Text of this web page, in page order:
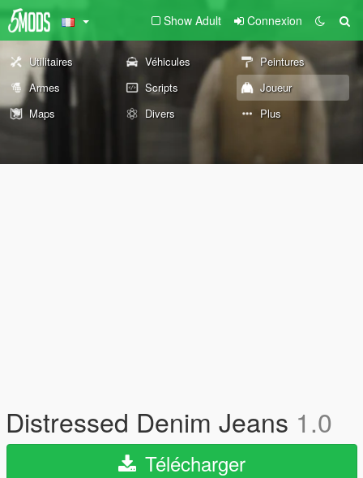
Show Adult Connexion
Utilitaires Véhicules
Peintures
Armes
Scripts
Joueur
Maps
Divers Plus
Distressed Denim Jeans 1.0
Télécharger